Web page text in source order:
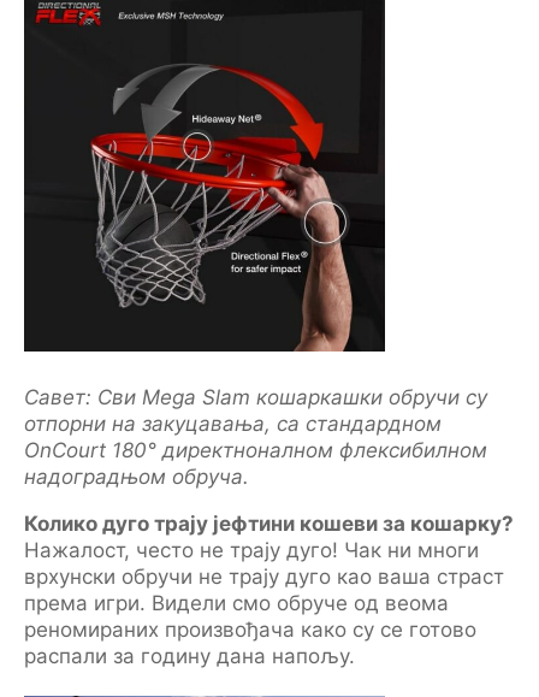
Савет: Сви Mega Slam кошаркашки обручи су
отпорни на закуцавања, са стандардном
OnCourt 180° директноналном флексибилном
надоградњом обруча.
Колико дуго трају јефтини кошеви за кошарку?
Нажалост, често не трају дуго! Чак ни многи
врхунски обручи не трају дуго као ваша страст
према игри. Видели смо обруче од веома
реномираних произвођача како су се готово
распали за годину дана напољу.